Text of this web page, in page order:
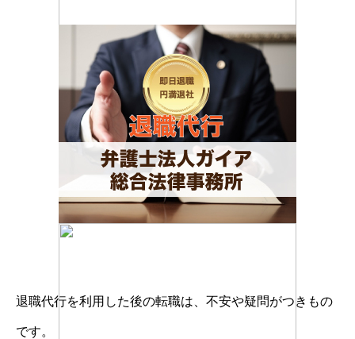
退職代行を利用した後の転職は、不安や疑問がつきもの
です。